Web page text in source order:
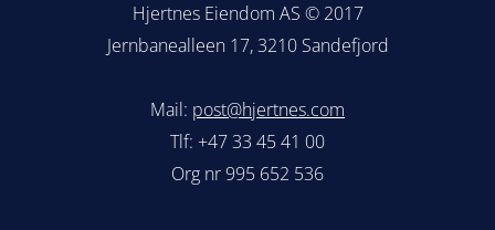
Hjertnes Eiendom AS © 2017
Jernbanealleen 17, 3210 Sandefjord
Mail: post@hjertnes.com
Tlf: +47 33 45 41 00
Org nr 995 652 536